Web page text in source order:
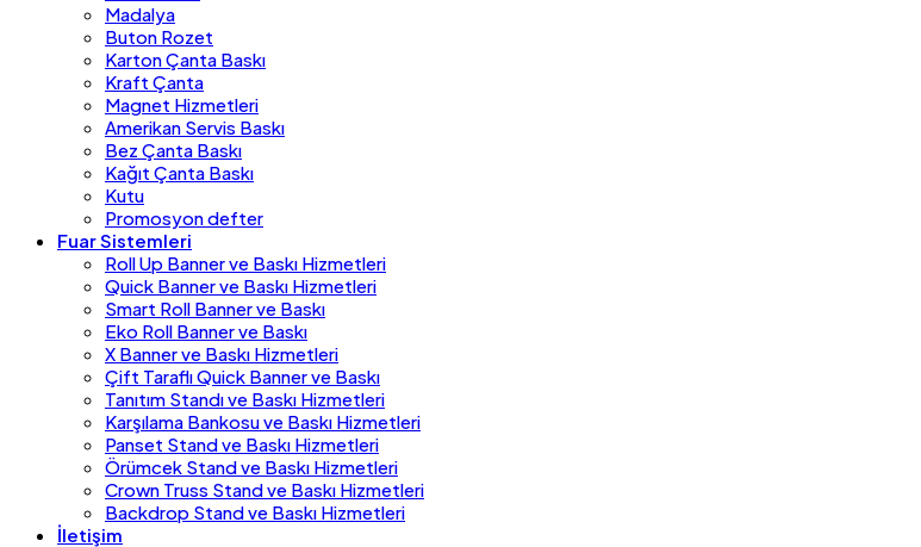
Madalya
Buton Rozet
Karton Çanta Baskı
Kraft Çanta
Magnet Hizmetleri
Amerikan Servis Baskı
Bez Çanta Baskı
Kağıt Çanta Baskı
Kutu
Promosyon defter
Fuar Sistemleri
Roll Up Banner ve Baskı Hizmetleri
Quick Banner ve Baskı Hizmetleri
Smart Roll Banner ve Baskı
Eko Roll Banner ve Baskı
X Banner ve Baskı Hizmetleri
Çift Taraflı Quick Banner ve Baskı
Tanıtım Standı ve Baskı Hizmetleri
Karşılama Bankosu ve Baskı Hizmetleri
Panset Stand ve Baskı Hizmetleri
Örümcek Stand ve Baskı Hizmetleri
Crown Truss Stand ve Baskı Hizmetleri
Backdrop Stand ve Baskı Hizmetleri
İletişim